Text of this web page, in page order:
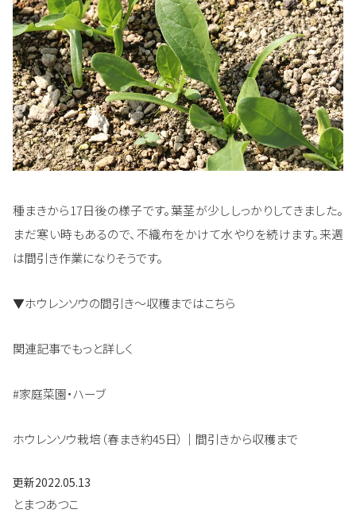
種まきから17日後の様子です。葉茎が少ししっかりしてきました。
まだ寒い時もあるので、不織布をかけて水やりを続けます。来週
は間引き作業になりそうです。
▼ホウレンソウの間引き～収穫まではこちら
関連記事でもっと詳しく
#家庭菜園・ハーブ
ホウレンソウ栽培（春まき約45日）｜間引きから収穫まで
更新2022.05.13
とまつあつこ